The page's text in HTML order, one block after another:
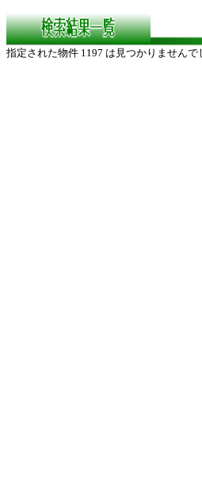
指定された物件 1197 は見つかりませんで